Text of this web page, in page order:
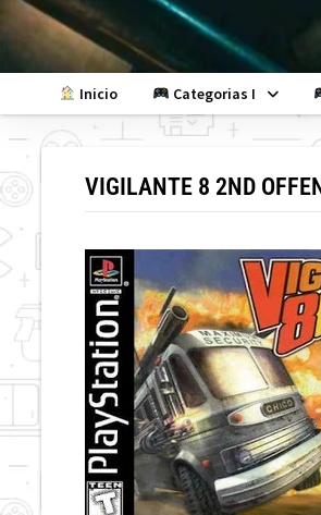
Skip
to
content
Inicio Categorias I
VIGILANTE 8 2ND